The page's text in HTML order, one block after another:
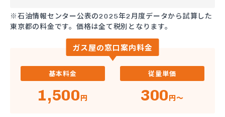
※石油情報センター公表の2025年2月度データから試算した
東京都の料金です。価格は全て税別となります。
ガス屋の窓口案内料金
基本料金
1,500円
従量単価
300円～